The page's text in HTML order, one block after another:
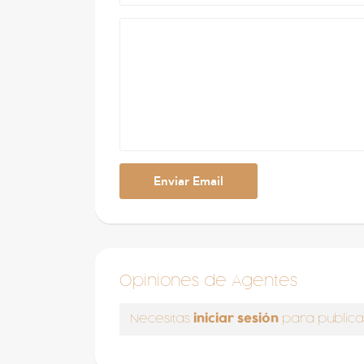
Opiniones de Agentes
Necesitas iniciar sesión para